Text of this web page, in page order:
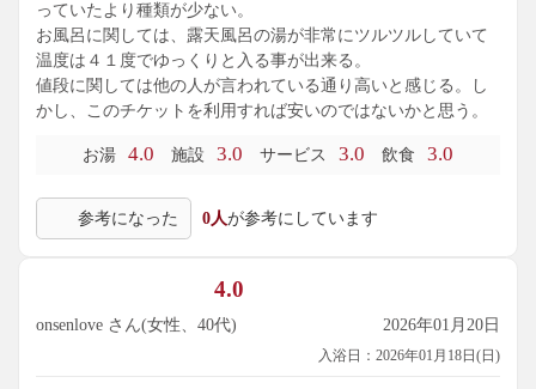
っていたより種類が少ない。
お風呂に関しては、露天風呂の湯が非常にツルツルしていて
温度は４１度でゆっくりと入る事が出来る。
値段に関しては他の人が言われている通り高いと感じる。し
かし、このチケットを利用すれば安いのではないかと思う。
お湯 4.0 施設 3.0 サービス 3.0 飲食 3.0
参考になった 0人が参考にしています
4.0
onsenlove さん(女性、40代) 2026年01月20日
入浴日：2026年01月18日(日)